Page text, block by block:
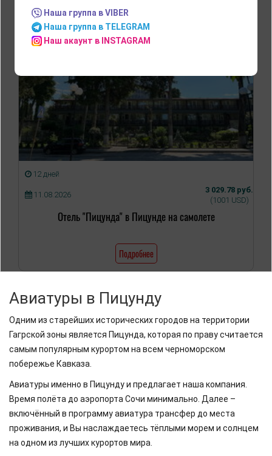
12 дней
11.08.2026
3 029.78 руб.
(1001 USD)
Отель "Пицунда" в Пицунде на самолете
Подробнее
Авиатуры в Пицунду
Одним из старейших исторических городов на территории
Гагрской зоны является Пицунда, которая по праву считается
самым популярным курортом на всем черноморском
побережье Кавказа.
Авиатуры именно в Пицунду и предлагает наша компания.
Время полёта до аэропорта Сочи минимально. Далее –
включённый в программу авиатура трансфер до места
проживания, и Вы наслаждаетесь тёплыми морем и солнцем
на одном из лучших курортов мира.
Наша группа в VIBER
Наша группа в TELEGRAM
Наш акаунт в INSTAGRAM